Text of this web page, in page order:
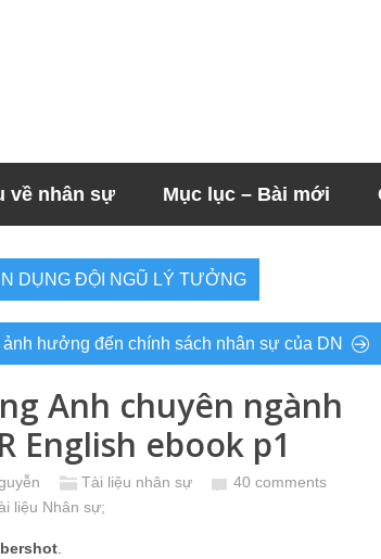
về nhân sự Mục lục – Bài mới
DỤNG ĐỘI NGŨ LÝ TƯỞNG
ảnh hưởng đến chính sách nhân sự của DN
Anh chuyên ngành
English ebook p1
Tài liệu nhân sự
40 comments
liệu Nhân sự;